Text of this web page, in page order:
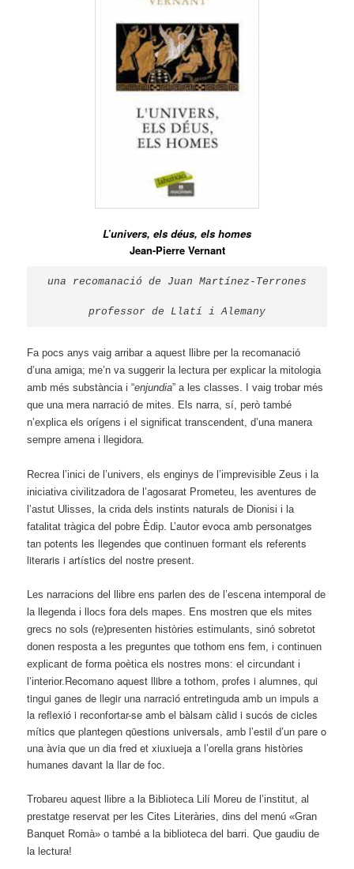
L’univers, els déus, els homes
Jean-Pierre Vernant
una recomanació de Juan Martínez-Terrones
professor de Llatí i Alemany
Fa pocs anys vaig arribar a aquest llibre per la recomanació
d’una amiga; me’n va suggerir la lectura per explicar la mitologia
amb més substància i “enjundia” a les classes. I vaig trobar més
que una mera narració de mites. Els narra, sí, però també
n’explica els orígens i el significat transcendent, d’una manera
sempre amena i llegidora.
Recrea l’inici de l’univers, els enginys de l’imprevisible Zeus i la
iniciativa civilitzadora de l’agosarat Prometeu, les aventures de
l’astut Ulisses, la crida dels instints naturals de Dionisi i la
fatalitat tràgica del pobre Èdip. L’autor evoca amb personatges
tan potents les llegendes que continuen formant els referents
literaris i artístics del nostre present.
Les narracions del llibre ens parlen des de l’escena intemporal de
la llegenda i llocs fora dels mapes. Ens mostren que els mites
grecs no sols (re)presenten històries estimulants, sinó sobretot
donen resposta a les preguntes que tothom ens fem, i continuen
explicant de forma poètica els nostres mons: el circundant i
l’interior. Recomano aquest llibre a tothom, profes i alumnes, qui
tingui ganes de llegir una narració entretinguda amb un impuls a
la reflexió i reconfortar-se amb el bàlsam càlid i sucós de cicles
mítics que plantegen qüestions universals, amb l’estil d’un pare o
una àvia que un dia fred et xiuxiueja a l’orella grans històries
humanes davant la llar de foc.
Trobareu aquest llibre a la Biblioteca Lilí Moreu de l’institut, al
prestatge reservat per les Cites Literàries, dins del menú «Gran
Banquet Romà» o també a la biblioteca del barri. Que gaudiu de
la lectura!